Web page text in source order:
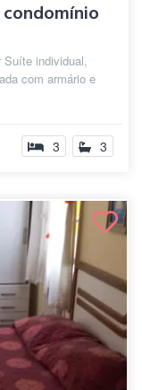
condomínio
individual,
com armário e
3 3